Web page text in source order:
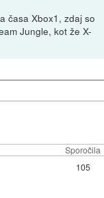
časa Xbox1, zdaj so
Jungle, kot že X-
Sporočila
105